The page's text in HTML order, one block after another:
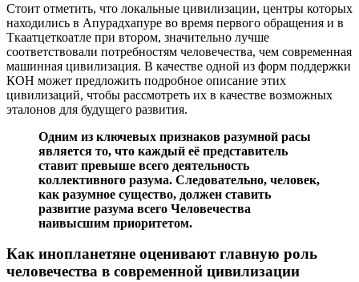
Стоит отметить, что локальные цивилизации, центры которых
находились в Апурадхапуре во время первого обращения и в
Ткаатцеткоатле при втором, значительно лучше
соответствовали потребностям человечества, чем современная
машинная цивилизация. В качестве одной из форм поддержки
КОН может предложить подробное описание этих
цивилизаций, чтобы рассмотреть их в качестве возможных
эталонов для будущего развития.
Одним из ключевых признаков разумной расы
является то, что каждый её представитель
ставит превыше всего деятельность
коллективного разума. Следовательно, человек,
как разумное существо, должен ставить
развитие разума всего Человечества
наивысшим приоритетом.
Как инопланетяне оценивают главную роль
человечества в современной цивилизации